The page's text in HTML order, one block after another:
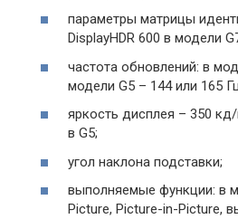
параметры матрицы
DisplayHDR 600 в модели
частота обновлений: в
модели G5 – 144 или 165
яркость дисплея – 350
в G5;
угол наклона подставки;
выполняемые функции: в
Picture, Picture-in-Picture,